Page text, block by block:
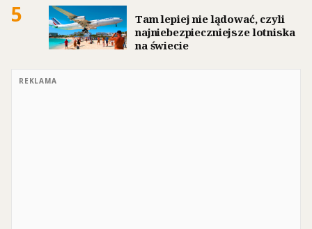
5
Tam lepiej nie lądować, czyli
najniebezpieczniejsze lotniska
na świecie
REKLAMA